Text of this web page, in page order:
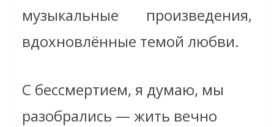
музыкальные произведения,
вдохновлённые темой любви.
С бессмертием, я думаю, мы
разобрались — жить вечно